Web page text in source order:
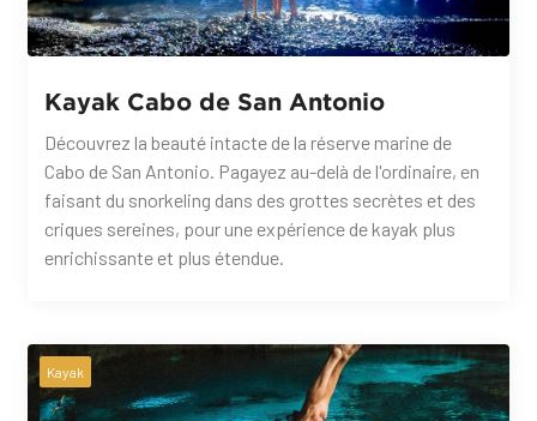
Kayak Cabo de San Antonio
Découvrez la beauté intacte de la réserve marine de
Cabo de San Antonio. Pagayez au-delà de l'ordinaire, en
faisant du snorkeling dans des grottes secrètes et des
criques sereines, pour une expérience de kayak plus
enrichissante et plus étendue.
Kayak